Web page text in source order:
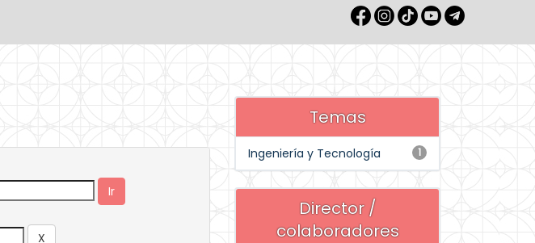
Temas
1
Ingeniería y Tecnología
Director /
colaboradores